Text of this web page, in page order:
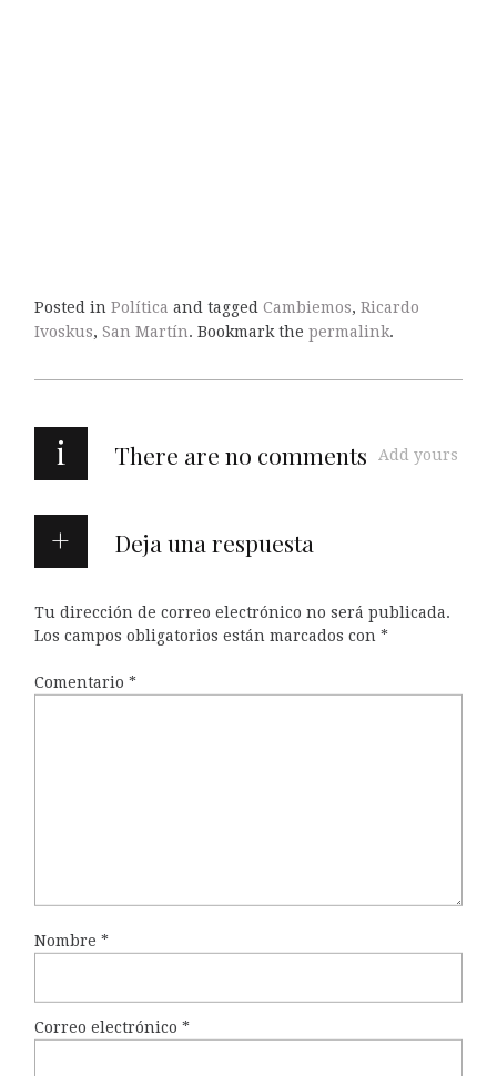
Posted in Política and tagged Cambiemos, Ricardo
Ivoskus, San Martín. Bookmark the permalink.
i There are no comments Add yours
Deja una respuesta
Tu dirección de correo electrónico no será publicada.
Los campos obligatorios están marcados con *
Comentario *
Nombre *
Correo electrónico *